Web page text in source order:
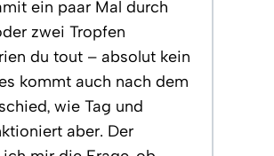
ein paar Mal durch
zwei Tropfen
du tout – absolut kein
kommt auch nach dem
wie Tag und
aber. Der